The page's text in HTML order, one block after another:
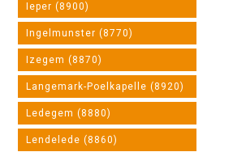
Ieper (8900)
Ingelmunster (8770)
Izegem (8870)
Langemark-Poelkapelle (8920)
Ledegem (8880)
Lendelede (8860)